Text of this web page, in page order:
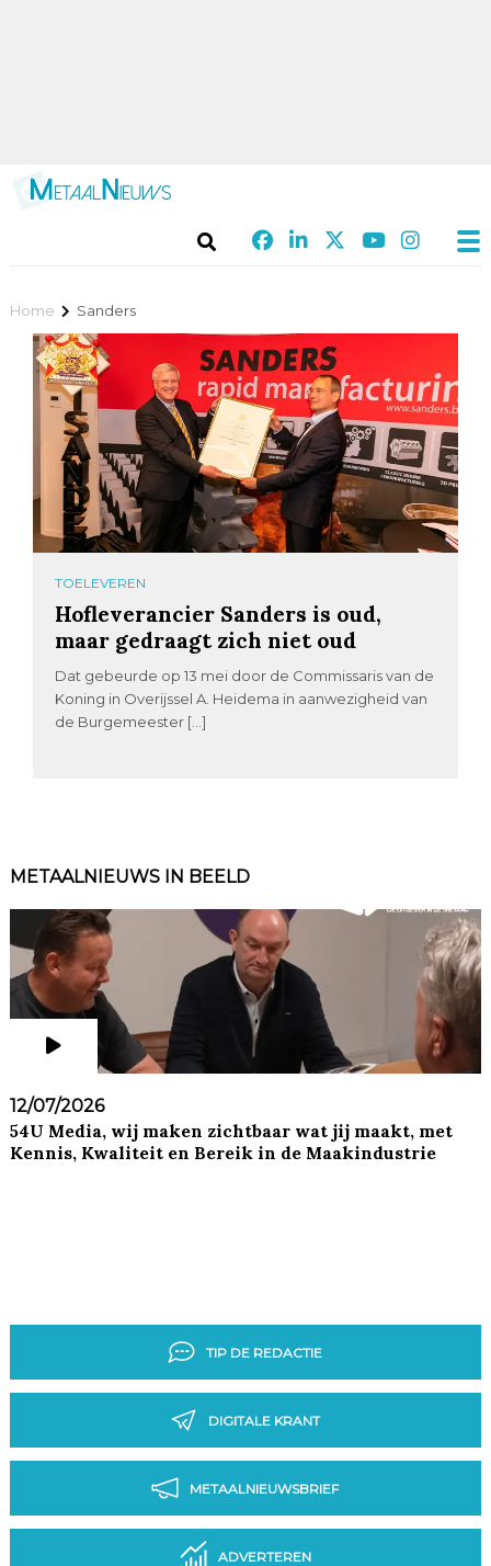
Home Sanders
TOELEVEREN
Hofleverancier Sanders is oud,
maar gedraagt zich niet oud
Dat gebeurde op 13 mei door de Commissaris van de
Koning in Overijssel A. Heidema in aanwezigheid van
de Burgemeester […]
METAALNIEUWS IN BEELD
12/07/2026
54U Media, wij maken zichtbaar wat jij maakt, met
Kennis, Kwaliteit en Bereik in de Maakindustrie
TIP DE REDACTIE
DIGITALE KRANT
METAALNIEUWSBRIEF
ADVERTEREN